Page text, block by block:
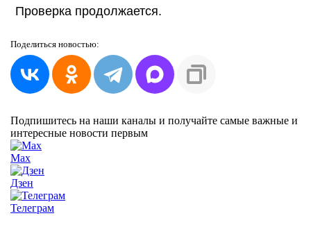
Проверка продолжается.
Поделиться новостью:
Подпишитесь на наши каналы и получайте самые важные и
интересные новости первым
Max
Дзен
Телеграм